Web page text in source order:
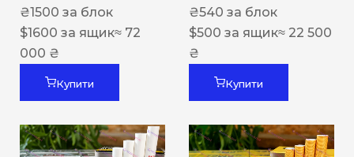
₴1500 за блок
$1600 за ящик≈ 72
000 ₴
Купити
₴540 за блок
$500 за ящик≈ 22 500
₴
Купити